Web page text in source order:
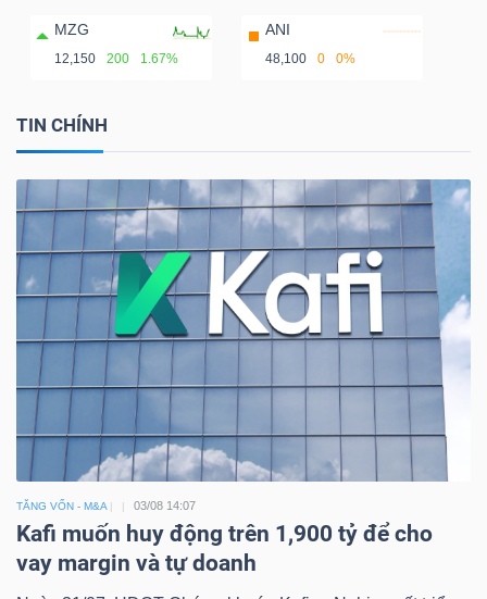
MZG
12,150 200 1.67%
ANI
48,100 0 0%
TIN CHÍNH
TĂNG VỐN - M&A 03/08 14:07
Kafi muốn huy động trên 1,900 tỷ để cho
vay margin và tự doanh